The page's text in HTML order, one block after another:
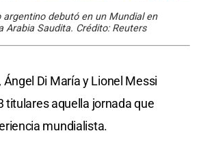
debutó en un Mundial en
Arabia Saudita. Crédito: Reuters
Di María y Lionel Messi
titulares aquella jornada que
mundialista.